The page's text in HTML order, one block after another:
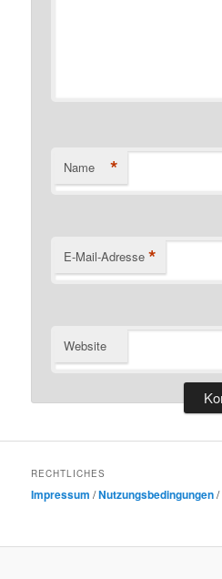
Name *
E-Mail-Adresse *
Website
RECHTLICHES
Impressum /Nutzungsbedingungen/